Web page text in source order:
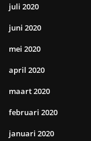
juli 2020
juni 2020
mei 2020
april 2020
maart 2020
februari 2020
januari 2020